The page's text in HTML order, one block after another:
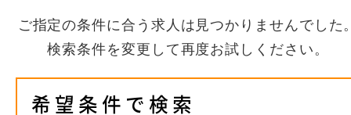
ご指定の条件に合う求人は見つかりませんでした
検索条件を変更して再度お試しください。
希望条件で検索